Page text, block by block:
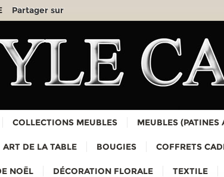
Partager sur
COLLECTIONS MEUBLES MEUBLES (PATINES
ART DE LA TABLE BOUGIES COFFRETS
NOËL DÉCORATION FLORALE TEXTILE